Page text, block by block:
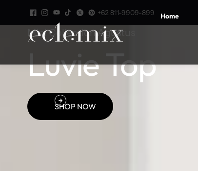
Skip to
content
+62 811-9909-899
ke seluruh Indonesia untuk order di atas 500K. Subsidi
ongkir 15K keseluruh Indonesia.
Home
Mini Collection Agustus
Luvie Top
SHOP NOW